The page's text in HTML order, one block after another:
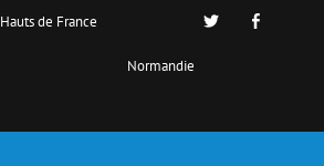
Hauts de France
Normandie